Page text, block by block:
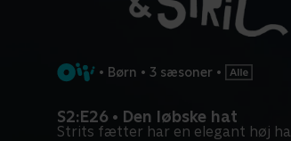
• Børn • 3 sæsoner •
S2:E26 • Den løbske hat
Strits fætter har en elegant høj